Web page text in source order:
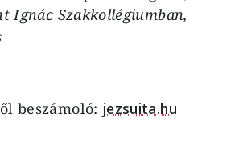
Ignác Szakkollégiumban,
beszámoló: jezsuita.hu